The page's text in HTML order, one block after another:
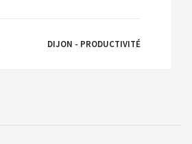
DIJON - PRODUCTIVITÉ